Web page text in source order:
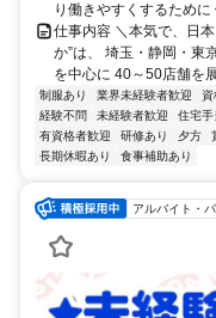
り働きやすくするため
仕事内容 ＼本気で、日
か”は、 埼玉・静岡・東
を中心に 40～50店舗を
制服あり 業界未経験者歓迎
経験不問
未経験者歓迎 住宅手
有資格者歓迎
研修あり 夕方
長期休暇あり
食事補助あり
アルバイト・